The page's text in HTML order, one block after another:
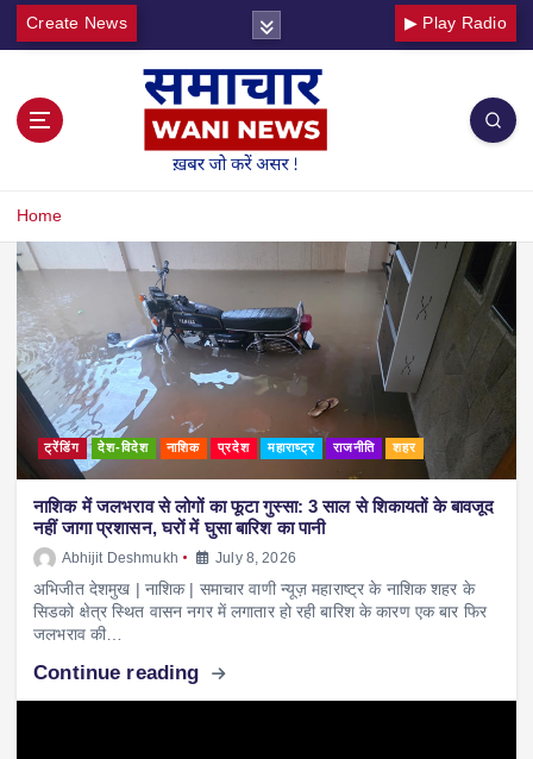
Create News ▶ Play Radio
Home
ट्रेंडिंग देश-विदेश नाशिक प्रदेश महाराष्ट्र राजनीति शहर
नाशिक में जलभराव से लोगों का फूटा गुस्सा: 3 साल से शिकायतों के बावजूद
नहीं जागा प्रशासन, घरों में घुसा बारिश का पानी
Abhijit Deshmukh July 8, 2026
अभिजीत देशमुख | नाशिक | समाचार वाणी न्यूज़ महाराष्ट्र के नाशिक शहर के
सिडको क्षेत्र स्थित वासन नगर में लगातार हो रही बारिश के कारण एक बार फिर
जलभराव की…
Continue reading